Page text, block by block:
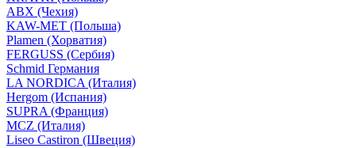
ABX (Чехия)
KAW-MET (Польша)
Plamen (Хорватия)
FERGUSS (Сербия)
Schmid Германия
LA NORDICA (Италия)
Hergom (Испания)
SUPRA (Франция)
MCZ (Италия)
Liseo Castiron (Швеция)